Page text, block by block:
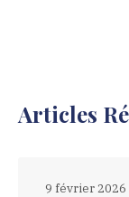
Articles
9 février 2026